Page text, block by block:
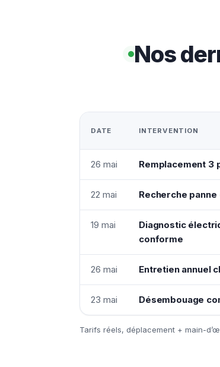
Nos
DATE INTERVENTION
26 mai Remplacement 3
22 mai Recherche
19 mai
Diagnostic
conforme
26 mai Entretien annuel
23 mai Désembouage
Tarifs réels, déplacement + main-